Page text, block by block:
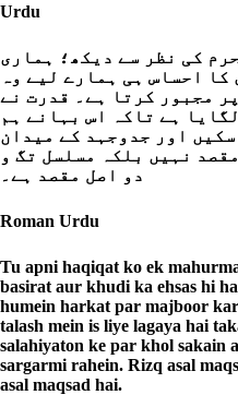
Urdu
کی نظر سے دیکھ؛ ہماری
کا احساس ہی ہمارے لیے وہ
مجبور کرتا ہے۔ قدرت نے
ہے تاکہ اس بہانے ہم
سکیں اور جدوجہد کے میدان
نہیں بلکہ مسلسل تگ و
Roman Urdu
Tu apni haqiqat ko ek
basirat aur khudi ka ehsas hi
humein harkat par majboor
talash mein is liye lagaya hai
salahiyaton ke par khol sakain
sargarmi rahein. Rizq asal
asal maqsad hai.